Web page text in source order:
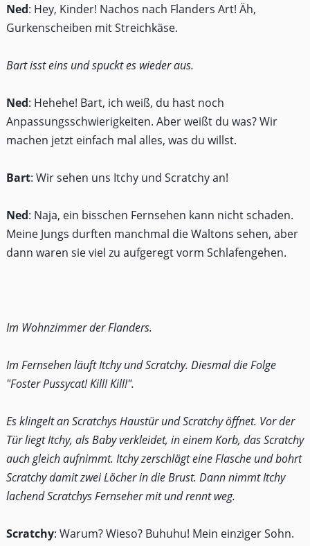
Ned: Hey, Kinder! Nachos nach Flanders Art! Äh,
Gurkenscheiben mit Streichkäse.
Bart isst eins und spuckt es wieder aus.
Ned: Hehehe! Bart, ich weiß, du hast noch
Anpassungsschwierigkeiten. Aber weißt du was? Wir
machen jetzt einfach mal alles, was du willst.
Bart: Wir sehen uns Itchy und Scratchy an!
Ned: Naja, ein bisschen Fernsehen kann nicht schaden.
Meine Jungs durften manchmal die Waltons sehen, aber
dann waren sie viel zu aufgeregt vorm Schlafengehen.
Im Wohnzimmer der Flanders.
Im Fernsehen läuft Itchy und Scratchy. Diesmal die Folge
"Foster Pussycat! Kill! Kill!".
Es klingelt an Scratchys Haustür und Scratchy öffnet. Vor der
Tür liegt Itchy, als Baby verkleidet, in einem Korb, das Scratchy
auch gleich aufnimmt. Itchy zerschlägt eine Flasche und bohrt
Scratchy damit zwei Löcher in die Brust. Dann nimmt Itchy
lachend Scratchys Fernseher mit und rennt weg.
Scratchy: Warum? Wieso? Buhuhu! Mein einziger Sohn.